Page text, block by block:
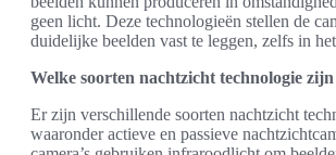
geen licht. Deze technologieën stellen de
duidelijke beelden vast te leggen, zelfs in
Welke soorten nachtzicht technologie
Er zijn verschillende soorten nachtzicht
waaronder actieve en passieve